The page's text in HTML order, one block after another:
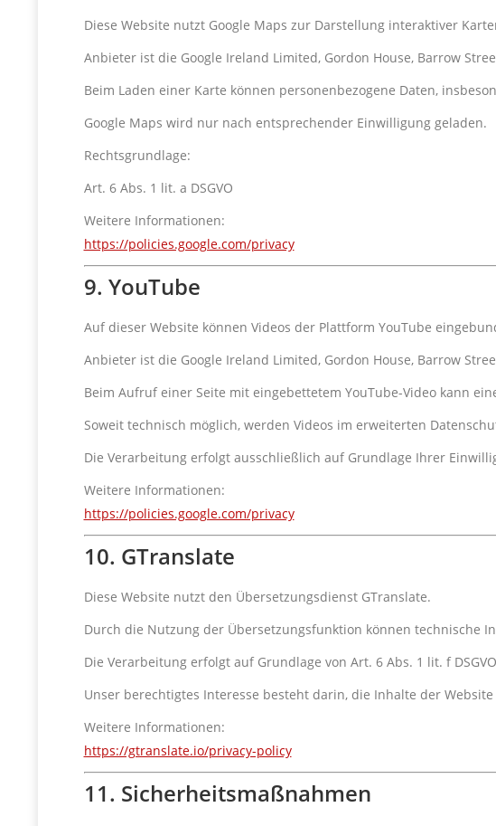
Diese Website nutzt Google Maps zur Darstellung interaktiver
Anbieter ist die Google Ireland Limited, Gordon House, Barrow
Beim Laden einer Karte können personenbezogene Daten,
Google Maps wird nur nach entsprechender Einwilligung geladen.
Rechtsgrundlage:
Art. 6 Abs. 1 lit. a DSGVO
Weitere Informationen:
https://policies.google.com/privacy
9. YouTube
Auf dieser Website können Videos der Plattform YouTube
Anbieter ist die Google Ireland Limited, Gordon House, Barrow
Beim Aufruf einer Seite mit eingebettetem YouTube-Video kann
Soweit technisch möglich, werden Videos im erweiterten
Die Verarbeitung erfolgt ausschließlich auf Grundlage Ihrer
Weitere Informationen:
https://policies.google.com/privacy
10. GTranslate
Diese Website nutzt den Übersetzungsdienst GTranslate.
Durch die Nutzung der Übersetzungsfunktion können technische
Die Verarbeitung erfolgt auf Grundlage von Art. 6 Abs. 1 lit. f
Unser berechtigtes Interesse besteht darin, die Inhalte der
Weitere Informationen:
https://gtranslate.io/privacy-policy
11. Sicherheitsmaßnahmen